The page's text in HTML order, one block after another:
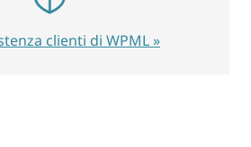
clienti di WPML »